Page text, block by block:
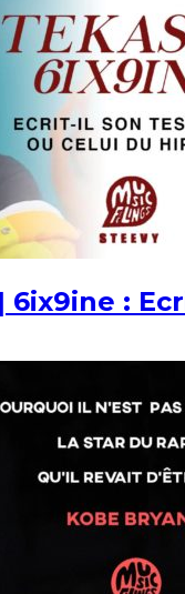
6ix9ine :